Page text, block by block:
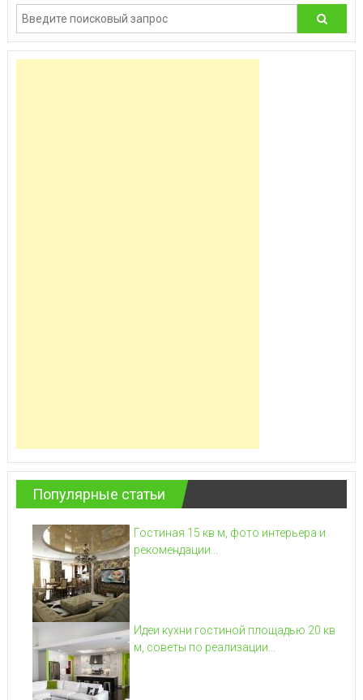
Популярные статьи
Гостиная 15 кв м, фото интерьера и
рекомендации...
Идеи кухни гостиной площадью 20 кв
м, советы по реализации...